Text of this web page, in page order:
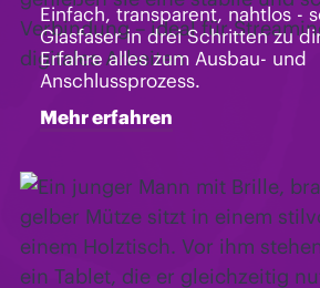
Einfach, transparent, nahtlos -
Glasfaser in drei Schritten zu
Erfahre alles zum Ausbau- und
Anschlussprozess.
Mehr erfahren